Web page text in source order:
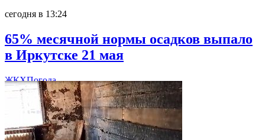
сегодня в 13:24
65% месячной нормы осадков выпало
в Иркутске 21 мая
ЖКХПогода